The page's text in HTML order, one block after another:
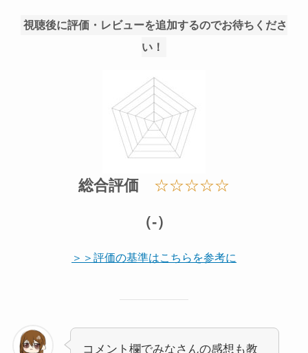
視聴後に評価・レビューを追加するのでお待ちくださ
い！
総合評価 ☆☆☆☆☆
（-）
＞＞評価の基準はこちらを参考に
コメント欄でみなさんの感想も教